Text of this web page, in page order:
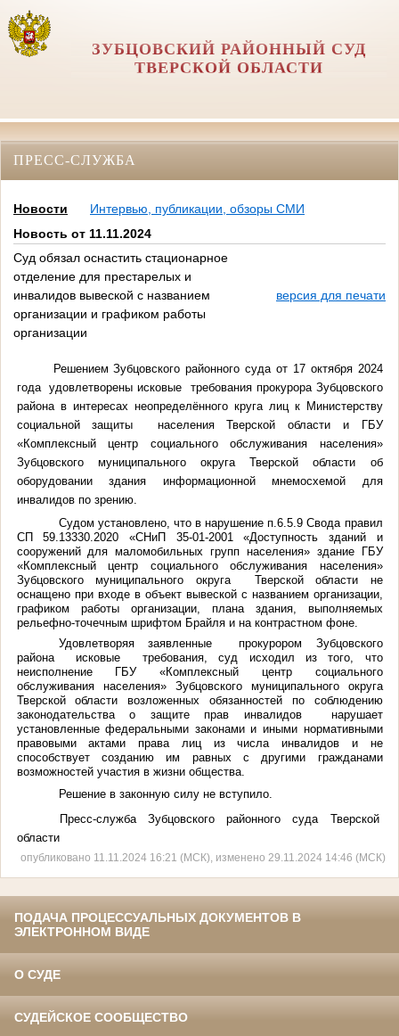
ЗУБЦОВСКИЙ РАЙОННЫЙ СУД
ТВЕРСКОЙ ОБЛАСТИ
ПРЕСС-СЛУЖБА
Новости
Интервью, публикации, обзоры СМИ
Новость от 11.11.2024
Суд обязал оснастить стационарное
отделение для престарелых и
инвалидов вывеской с названием
организации и графиком работы
организации
версия для печати
Решением Зубцовского районного суда от 17 октября 2024
года удовлетворены исковые требования прокурора Зубцовского
района в интересах неопределённого круга лиц к Министерству
социальной защиты населения Тверской области и ГБУ
«Комплексный центр социального обслуживания населения»
Зубцовского муниципального округа Тверской области об
оборудовании здания информационной мнемосхемой для
инвалидов по зрению.
Судом установлено, что в нарушение п.6.5.9 Свода правил
СП 59.13330.2020 «СНиП 35-01-2001 «Доступность зданий и
сооружений для маломобильных групп населения» здание ГБУ
«Комплексный центр социального обслуживания населения»
Зубцовского муниципального округа Тверской области не
оснащено при входе в объект вывеской с названием организации,
графиком работы организации, плана здания, выполняемых
рельефно-точечным шрифтом Брайля и на контрастном фоне.
Удовлетворяя заявленные прокурором Зубцовского
района исковые требования, суд исходил из того, что
неисполнение ГБУ «Комплексный центр социального
обслуживания населения» Зубцовского муниципального округа
Тверской области возложенных обязанностей по соблюдению
законодательства о защите прав инвалидов нарушает
установленные федеральными законами и иными нормативными
правовыми актами права лиц из числа инвалидов и не
способствует созданию им равных с другими гражданами
возможностей участия в жизни общества.
Решение в законную силу не вступило.
Пресс-служба Зубцовского районного суда Тверской
области
опубликовано 11.11.2024 16:21 (МСК), изменено 29.11.2024 14:46 (МСК)
ПОДАЧА ПРОЦЕССУАЛЬНЫХ ДОКУМЕНТОВ В
ЭЛЕКТРОННОМ ВИДЕ
О СУДЕ
СУДЕЙСКОЕ СООБЩЕСТВО